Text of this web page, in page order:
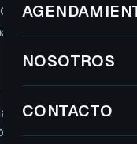
NOSOTROS
CONTACTO
entrenamiento,